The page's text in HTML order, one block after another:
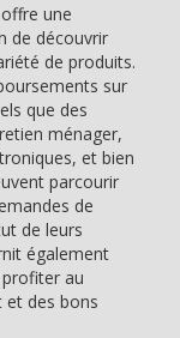
une
de découvrir
de produits.
sur
que des
ménager,
et bien
parcourir
de
de leurs
également
au
des bons